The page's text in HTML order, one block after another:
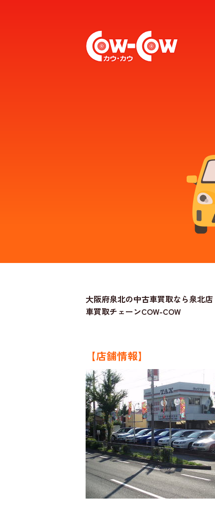
大阪府泉北の中古車買取なら泉北
車買取チェーンCOW-COW
【店舗情報】